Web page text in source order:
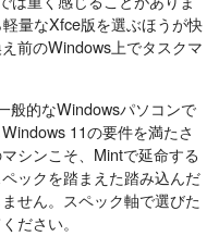
量なXfce版を選ぶほうが快
前のWindows上でタスクマ
般的なWindowsパソコンで
11の要件を満たさ
シンこそ、Mintで延命する
ックを踏まえた踏み込んだ
せん。スペック軸で選びた
ださい。